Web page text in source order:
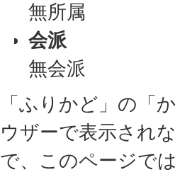
無所属
会派
無会派
「ふりかど」の「
ウザーで表示され
で、このページで